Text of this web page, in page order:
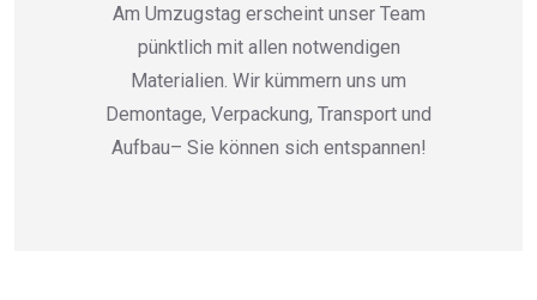
Am Umzugstag erscheint unser Team
pünktlich mit allen notwendigen
Materialien. Wir kümmern uns um
Demontage, Verpackung, Transport und
Aufbau– Sie können sich entspannen!